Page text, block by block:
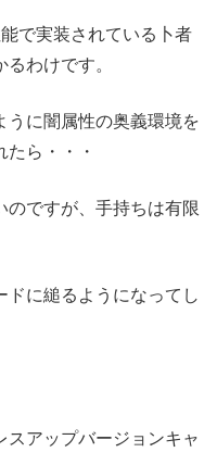
で実装されている卜者
わけです。
うに闇属性の奥義環境を
ら・・・
のですが、手持ちは有限
ドに縋るようになってし
スアップバージョンキャ